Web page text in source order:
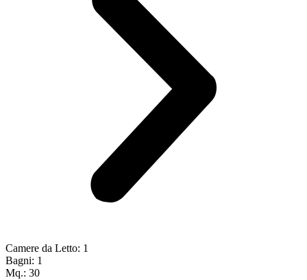
Camere da Letto: 1
Bagni: 1
Mq.: 30